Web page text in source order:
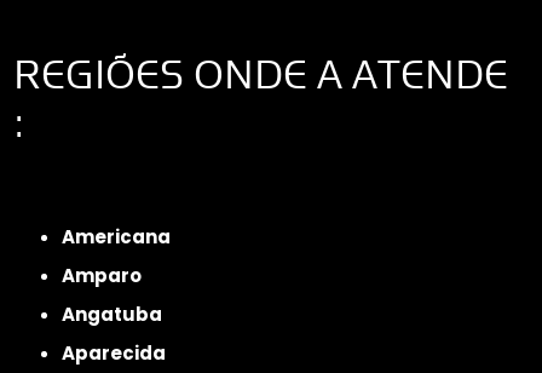
REGIÕES ONDE A ATENDE
:
Americana
Amparo
Angatuba
Aparecida